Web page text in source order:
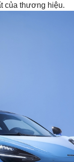
của thương hiệu.